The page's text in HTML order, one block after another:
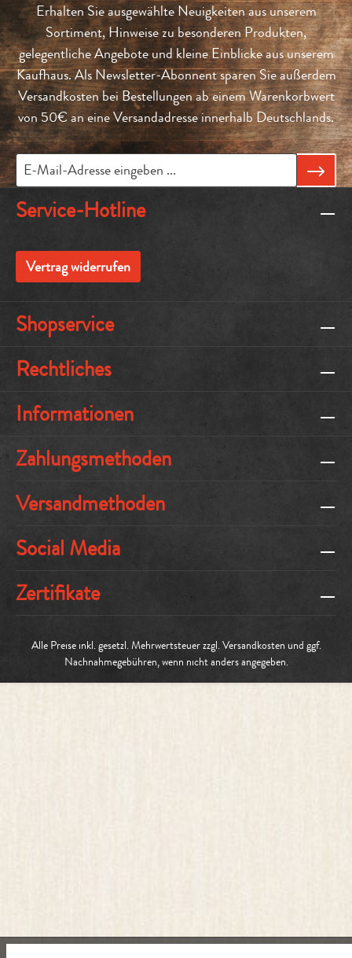
Erhalten Sie ausgewählte Neuigkeiten aus unserem
Sortiment, Hinweise zu besonderen Produkten,
gelegentliche Angebote und kleine Einblicke aus unserem
Kaufhaus. Als Newsletter-Abonnent sparen Sie außerdem
Versandkosten bei Bestellungen ab einem Warenkorbwert
von 50€ an eine Versandadresse innerhalb Deutschlands.
Service-Hotline
Vertrag widerrufen
Shopservice
Rechtliches
Informationen
Zahlungsmethoden
Versandmethoden
Social Media
Zertifikate
Alle Preise inkl. gesetzl. Mehrwertsteuer zzgl.Versandkosten und ggf.
Nachnahmegebühren, wenn nicht anders angegeben.